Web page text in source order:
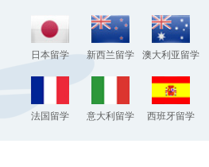
日本留学 新西兰留学 澳大利亚留学
法国留学 意大利留学 西班牙留学